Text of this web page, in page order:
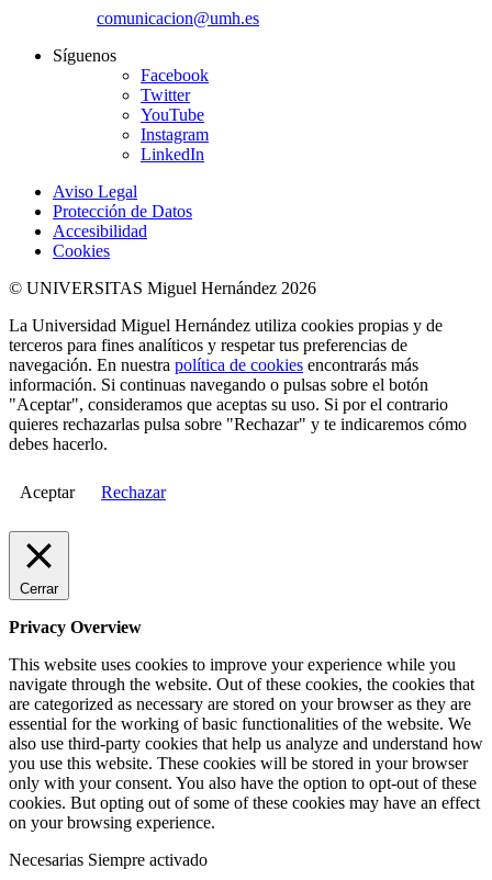
comunicacion@umh.es
Síguenos
Facebook
Twitter
YouTube
Instagram
LinkedIn
Aviso Legal
Protección de Datos
Accesibilidad
Cookies
© UNIVERSITAS Miguel Hernández 2026
La Universidad Miguel Hernández utiliza cookies propias y de
terceros para fines analíticos y respetar tus preferencias de
navegación. En nuestra política de cookies encontrarás más
información. Si continuas navegando o pulsas sobre el botón
"Aceptar", consideramos que aceptas su uso. Si por el contrario
quieres rechazarlas pulsa sobre "Rechazar" y te indicaremos cómo
debes hacerlo.
Aceptar Rechazar
Cerrar
Privacy Overview
This website uses cookies to improve your experience while you
navigate through the website. Out of these cookies, the cookies that
are categorized as necessary are stored on your browser as they are
essential for the working of basic functionalities of the website. We
also use third-party cookies that help us analyze and understand how
you use this website. These cookies will be stored in your browser
only with your consent. You also have the option to opt-out of these
cookies. But opting out of some of these cookies may have an effect
on your browsing experience.
Necesarias Siempre activado